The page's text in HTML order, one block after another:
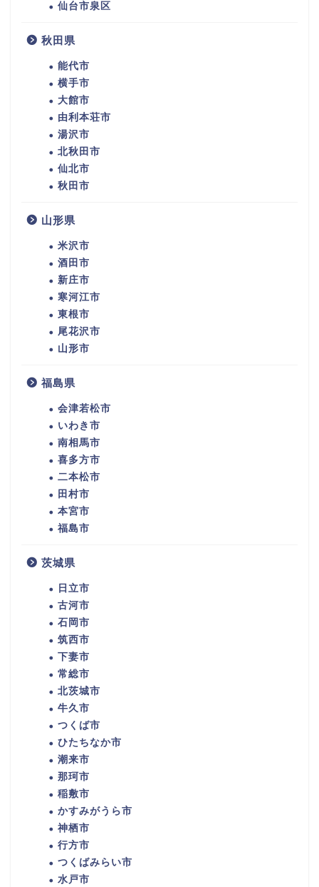
仙台市泉区
秋田県
能代市
横手市
大館市
由利本荘市
湯沢市
北秋田市
仙北市
秋田市
山形県
米沢市
酒田市
新庄市
寒河江市
東根市
尾花沢市
山形市
福島県
会津若松市
いわき市
南相馬市
喜多方市
二本松市
田村市
本宮市
福島市
茨城県
日立市
古河市
石岡市
筑西市
下妻市
常総市
北茨城市
牛久市
つくば市
ひたちなか市
潮来市
那珂市
稲敷市
かすみがうら市
神栖市
行方市
つくばみらい市
水戸市